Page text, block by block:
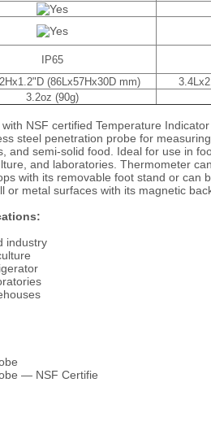
IP65
(86Lx57Hx30D mm)
3.2oz (90g)
NSF certified Temperature
steel penetration probe for measuring
and semi-solid food. Ideal for use in
and laboratories. Thermometer
with its removable foot stand or can
or metal surfaces with its magnetic
industry
— NSF Certifie